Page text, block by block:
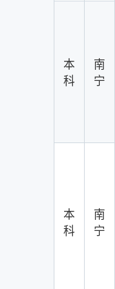
本
科
南
宁
本
科
南
宁